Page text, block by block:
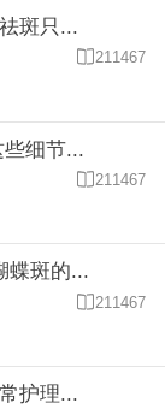
斑只...
211467
细节...
 211467
蝶斑的...
211467
护理...